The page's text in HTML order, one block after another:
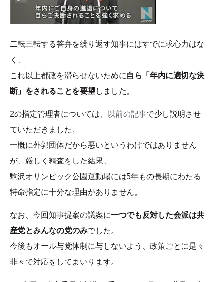
二転三転する答弁を繰り返す知事にはすでに求心力はな
く、
これ以上都政を滞らせないために 自ら「年内に適切な決
断」をされることを要望しました。
2の指定管理者については、 以前の記事で少し説明させ
ていただきました。
一概に外郭団体だから悪いというわけではありません
が、厳しく精査をした結果、
駒沢オリンピック公園運動場には5年もの長期にわたる
特命指定に十分な理由がありません。
なお、今回知事提案の議案に一つでも反対した会派は共
産党とみんなの党のみでした。
今後もオール与党体制に与しないよう、政策ごとに是々
非々で対応をしてまいります。